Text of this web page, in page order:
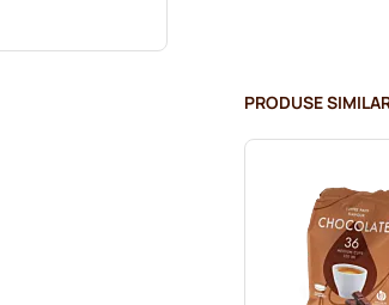
Detartrare și
Paduri cafea
Paduri cafea
Paduri pentru
PRODUSE